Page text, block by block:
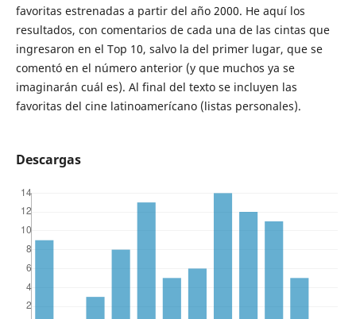
favoritas estrenadas a partir del año 2000. He aquí los
resultados, con comentarios de cada una de las cintas que
ingresaron en el Top 10, salvo la del primer lugar, que se
comentó en el número anterior (y que muchos ya se
imaginarán cuál es). Al final del texto se incluyen las
favoritas del cine latinoamerícano (listas personales).
Descargas